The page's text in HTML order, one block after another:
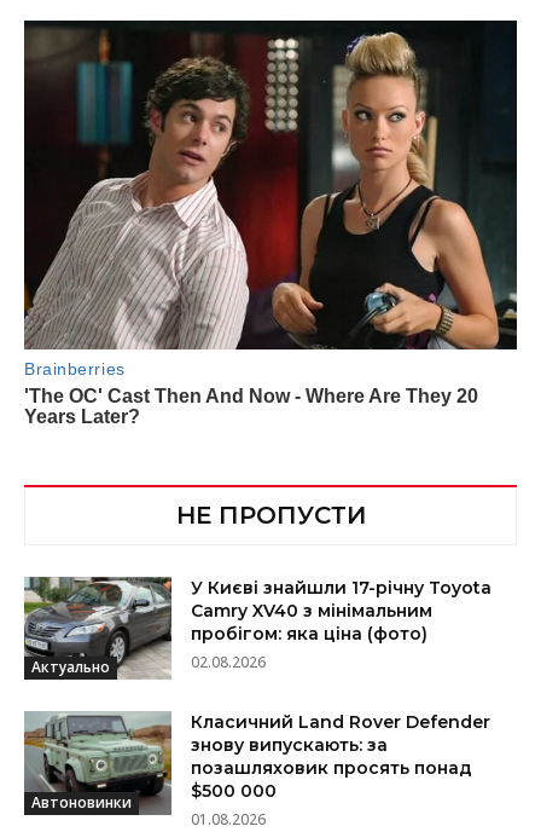
НЕ ПРОПУСТИ
Актуально
У Києві знайшли 17-річну Toyota
Camry XV40 з мінімальним
пробігом: яка ціна (фото)
02.08.2026
Автоновинки
Класичний Land Rover Defender
знову випускають: за
позашляховик просять понад
$500 000
01.08.2026